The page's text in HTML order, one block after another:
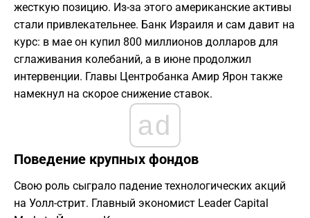
жесткую позицию. Из-за этого американские активы
стали привлекательнее. Банк Израиля и сам давит на
курс: в мае он купил 800 миллионов долларов для
сглаживания колебаний, а в июне продолжил
интервенции. Главы Центробанка Амир Ярон также
намекнул на скорое снижение ставок.
ad
Поведение крупных фондов
Свою роль сыграло падение технологических акций
на Уолл-стрит. Главный экономист Leader Capital